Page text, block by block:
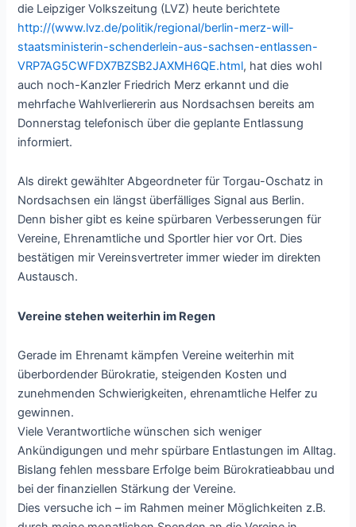
die Leipziger Volkszeitung (LVZ) heute berichtete
http://(www.lvz.de/politik/regional/berlin-merz-will-
staatsministerin-schenderlein-aus-sachsen-entlassen-
VRP7AG5CWFDX7BZSB2JAXMH6QE.html, hat dies wohl
auch noch-Kanzler Friedrich Merz erkannt und die
mehrfache Wahlverliererin aus Nordsachsen bereits am
Donnerstag telefonisch über die geplante Entlassung
informiert.
Als direkt gewählter Abgeordneter für Torgau-Oschatz in
Nordsachsen ein längst überfälliges Signal aus Berlin.
Denn bisher gibt es keine spürbaren Verbesserungen für
Vereine, Ehrenamtliche und Sportler hier vor Ort. Dies
bestätigen mir Vereinsvertreter immer wieder im direkten
Austausch.
Vereine stehen weiterhin im Regen
Gerade im Ehrenamt kämpfen Vereine weiterhin mit
überbordender Bürokratie, steigenden Kosten und
zunehmenden Schwierigkeiten, ehrenamtliche Helfer zu
gewinnen.
Viele Verantwortliche wünschen sich weniger
Ankündigungen und mehr spürbare Entlastungen im Alltag.
Bislang fehlen messbare Erfolge beim Bürokratieabbau und
bei der finanziellen Stärkung der Vereine.
Dies versuche ich – im Rahmen meiner Möglichkeiten z.B.